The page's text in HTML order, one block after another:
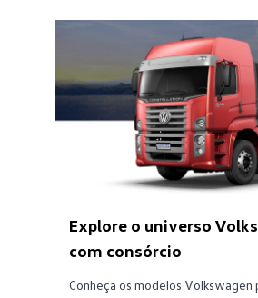
Explore o universo
com consórcio
Conheça os modelos Volkswagen